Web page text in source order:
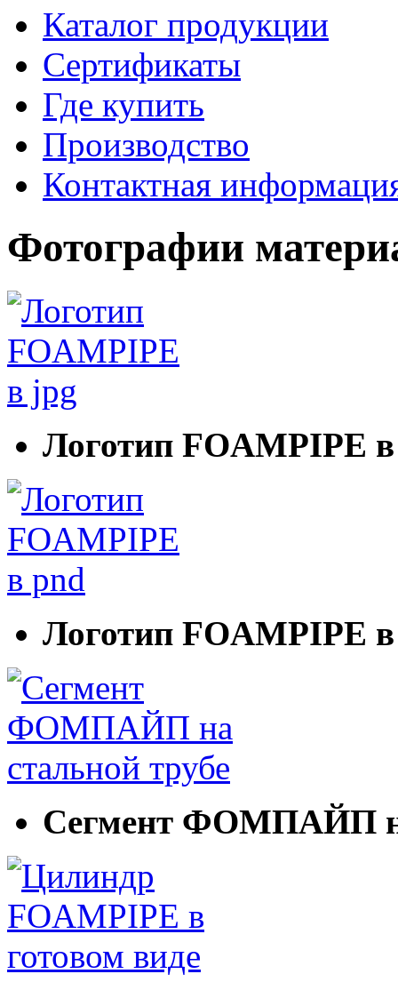
Каталог продукции
Сертификаты
Где купить
Производство
Контактная
Фотографии
Логотип FOAMPIPE
Логотип FOAMPIPE
Сегмент ФОМПАЙП